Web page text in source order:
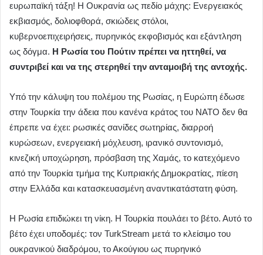
ευρωπαϊκή τάξη! H Ουκρανία ως πεδίο μάχης: Ενεργειακός
εκβιασμός, δολιοφθορά, σκιώδεις στόλοι,
κυβερνοεπιχειρήσεις, πυρηνικός εκφοβισμός και εξάντληση
ως δόγμα. Η Ρωσία του Πούτιν πρέπει να ηττηθεί, να
συντριβεί και να της στερηθεί την ανταμοιβή της αντοχής.
Υπό την κάλυψη του πολέμου της Ρωσίας, η Ευρώπη έδωσε
στην Τουρκία την άδεια που κανένα κράτος του ΝΑΤΟ δεν θα
έπρεπε να έχει: ρωσικές σανίδες σωτηρίας, διαρροή
κυρώσεων, ενεργειακή μόχλευση, ιρανικό συντονισμό,
κινεζική υποχώρηση, πρόσβαση της Χαμάς, το κατεχόμενο
από την Τουρκία τμήμα της Κυπριακής Δημοκρατίας, πίεση
στην Ελλάδα και κατασκευασμένη αναντικατάστατη φύση.
Η Ρωσία επιδιώκει τη νίκη. Η Τουρκία πουλάει το βέτο. Αυτό το
βέτο έχει υποδομές: τον TurkStream μετά το κλείσιμο του
ουκρανικού διαδρόμου, το Ακούγιου ως πυρηνικό